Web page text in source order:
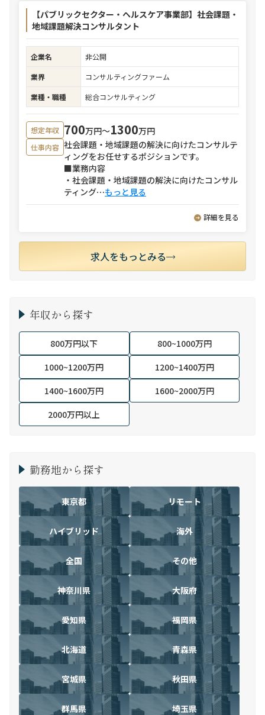
【パブリックセクター・ヘルスケア事業部】社会課題・
地域課題解決コンサルタント
企業名
非公開
業界
コンサルティングファーム
業種・職種
総合コンサルティング
想定年収 700万円〜1300万円
仕事内容 社会課題・地域課題の解決に向けたコンサルテ
ィングをお任せするポジションです。
■業務内容
・社会課題・地域課題の解決に向けたコンサル
ティング⋯もっと見る
詳細を見る
求人をもっとみる
年収から探す
800万円以下
800~1000万円
1000~1200万円
1200~1400万円
1400~1600万円
1600~2000万円
2000万円以上
勤務地から探す
東京都 リモート
ハイブリッド 海外
全国 その他
神奈川県 大阪府
愛知県 福岡県
北海道 青森県
宮城県 秋田県
群馬県 埼玉県